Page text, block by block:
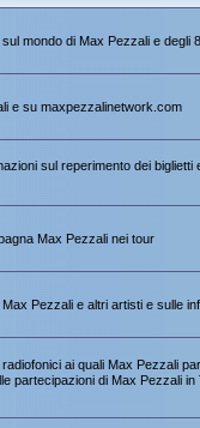
mondo di Max Pezzali e degli
e su maxpezzalinetwork.com
sul reperimento dei
Max Pezzali nei tour
Pezzali e altri artisti e sulle
ai quali Max Pezzali
partecipazioni di Max Pezzali